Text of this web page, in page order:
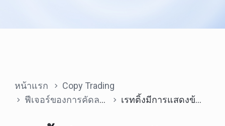
หน้าแรก
Copy Trading
ฟีเจอร์ของการคัดลอกการเทรด
เรทติ้งมีการแสดงข้อมูลอะไรบ้าง?